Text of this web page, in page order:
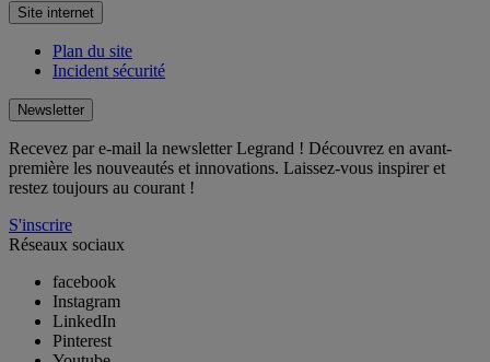
Site internet
Plan du site
Incident sécurité
Newsletter
Recevez par e-mail la newsletter Legrand ! Découvrez en avant-
première les nouveautés et innovations. Laissez-vous inspirer et
restez toujours au courant !
S'inscrire
Réseaux sociaux
facebook
Instagram
LinkedIn
Pinterest